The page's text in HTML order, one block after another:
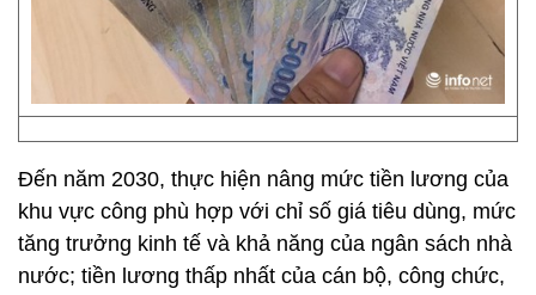
Đến năm 2030, thực hiện nâng mức tiền lương của
khu vực công phù hợp với chỉ số giá tiêu dùng, mức
tăng trưởng kinh tế và khả năng của ngân sách nhà
nước; tiền lương thấp nhất của cán bộ, công chức,